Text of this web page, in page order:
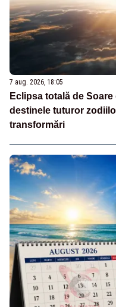
7 aug. 2026, 18:05
Eclipsa totală de
destinele tuturor
transformări